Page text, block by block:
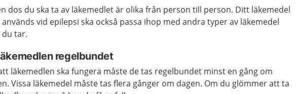
dos du ska ta av läkemedlet är olika från person till person. Ditt läkemedel
vid epilepsi ska också passa ihop med andra typer av läkemedel
du tar.
regelbundet
läkemedlen ska fungera måste de tas regelbundet minst en gång om
Vissa läkemedel måste tas flera gånger om dagen. Om du glömmer att ta